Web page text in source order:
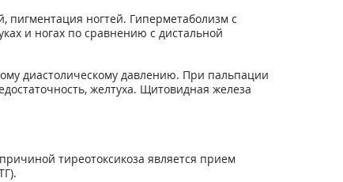
ногтей. Гиперметаболизм с
и ногах по сравнению с дистальной
диастолическому давлению. При пальпации
желтуха. Щитовидная железа
тиреотоксикоза является прием